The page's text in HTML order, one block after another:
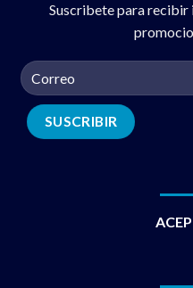
Suscribete para